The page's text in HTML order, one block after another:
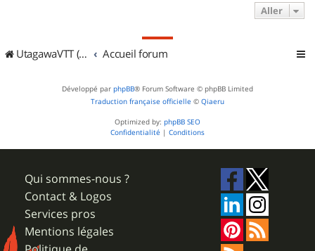
Aller
UtagawaVTT (Randos VTT et VTTAE avec traces GPS) Accueil forum
Développé par phpBB® Forum Software © phpBB Limited
Traduction française officielle © Qiaeru
Optimized by: phpBB SEO
Confidentialité | Conditions
Qui sommes-nous ?
Contact & Logos
Services pros
Mentions légales